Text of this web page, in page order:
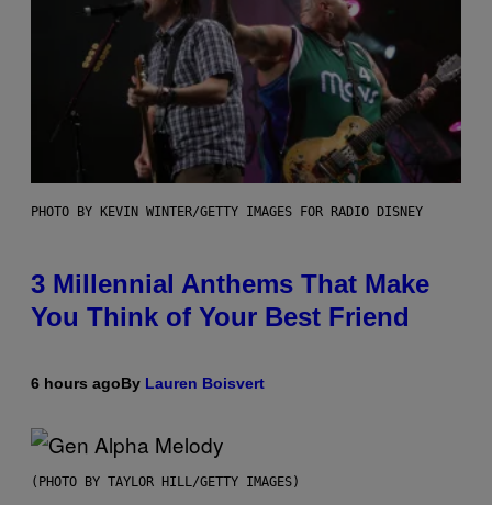
PHOTO BY KEVIN WINTER/GETTY IMAGES FOR RADIO DISNEY
3 Millennial Anthems That Make
You Think of Your Best Friend
6 hours agoBy Lauren Boisvert
(PHOTO BY TAYLOR HILL/GETTY IMAGES)